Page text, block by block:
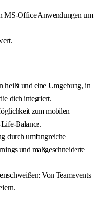
MS-Office Anwendungen um
heißt und eine Umgebung, in
dich integriert.
zum mobilen
Balance.
durch umfangreiche
und maßgeschneiderte
Von Teamevents